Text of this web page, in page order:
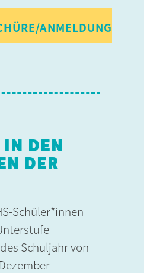
ANMELDUNG
DEN
DER
Schüler*innen
Schuljahr von